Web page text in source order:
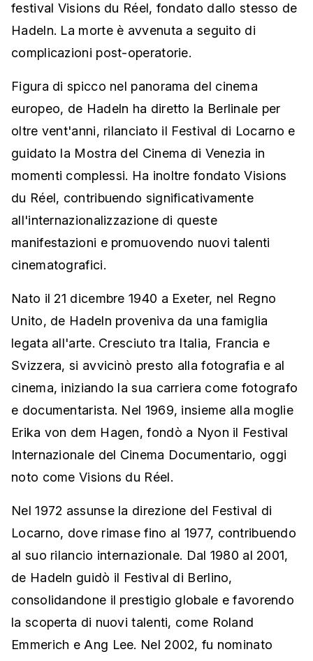
festival Visions du Réel, fondato dallo stesso de
Hadeln. La morte è avvenuta a seguito di
complicazioni post-operatorie.
Figura di spicco nel panorama del cinema
europeo, de Hadeln ha diretto la Berlinale per
oltre vent'anni, rilanciato il Festival di Locarno e
guidato la Mostra del Cinema di Venezia in
momenti complessi. Ha inoltre fondato Visions
du Réel, contribuendo significativamente
all'internazionalizzazione di queste
manifestazioni e promuovendo nuovi talenti
cinematografici.
Nato il 21 dicembre 1940 a Exeter, nel Regno
Unito, de Hadeln proveniva da una famiglia
legata all'arte. Cresciuto tra Italia, Francia e
Svizzera, si avvicinò presto alla fotografia e al
cinema, iniziando la sua carriera come fotografo
e documentarista. Nel 1969, insieme alla moglie
Erika von dem Hagen, fondò a Nyon il Festival
Internazionale del Cinema Documentario, oggi
noto come Visions du Réel.
Nel 1972 assunse la direzione del Festival di
Locarno, dove rimase fino al 1977, contribuendo
al suo rilancio internazionale. Dal 1980 al 2001,
de Hadeln guidò il Festival di Berlino,
consolidandone il prestigio globale e favorendo
la scoperta di nuovi talenti, come Roland
Emmerich e Ang Lee. Nel 2002, fu nominato